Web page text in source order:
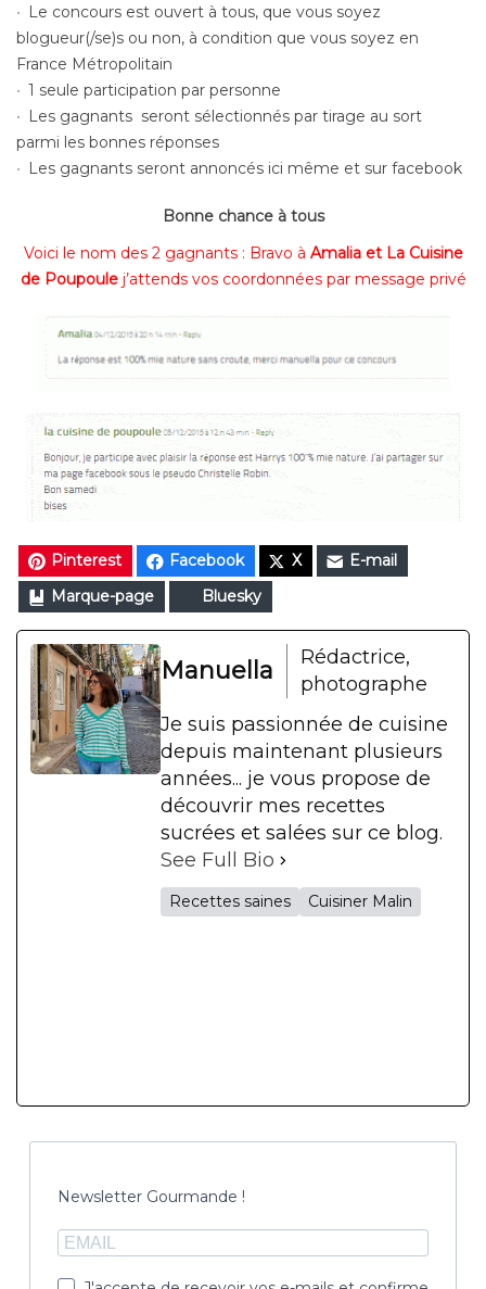
Le concours est ouvert à tous, que vous soyez
blogueur(/se)s ou non, à condition que vous soyez en
France Métropolitain
1 seule participation par personne
Les gagnants seront sélectionnés par tirage au sort
parmi les bonnes réponses
Les gagnants seront annoncés ici même et sur facebook
Bonne chance à tous
Voici le nom des 2 gagnants : Bravo à Amalia et La Cuisine
de Poupoulej’attends vos coordonnées par message privé
Pinterest Facebook X
E-mail
Marque-page
Bluesky
Manuella
Rédactrice,
photographe
Je suis passionnée de cuisine
depuis maintenant plusieurs
années... je vous propose de
découvrir mes recettes
sucrées et salées sur ce blog.
See Full Bio
Recettes saines Cuisiner Malin
Newsletter Gourmande !